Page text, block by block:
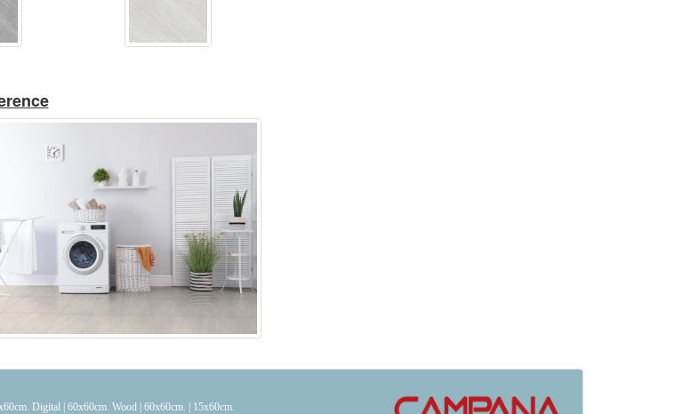
Digital| 60x60cm. Wood| 60x60cm. 15x60cm.